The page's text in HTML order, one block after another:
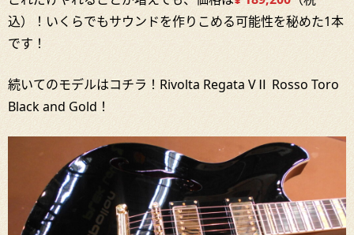
込）！いくらでもサウンドを作りこめる可能性を秘めた1本
です！
続いてのモデルはコチラ！Rivolta Regata VⅡ Rosso Toro
Black and Gold！